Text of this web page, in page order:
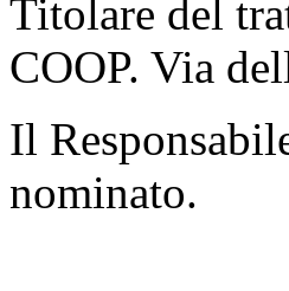
Titolare del
COOP. Via
Il
nominato.